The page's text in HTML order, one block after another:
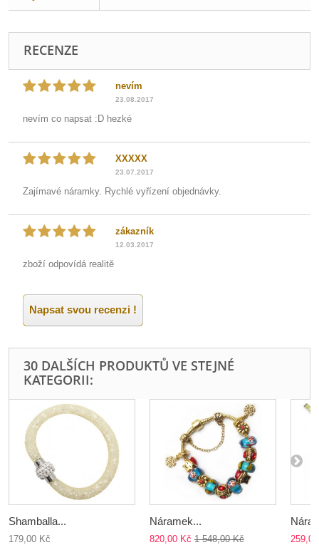
RECENZE
nevím
23.08.2017
nevím co napsat :D hezké
XXXXX
23.07.2017
Zajímavé náramky. Rychlé vyřízení objednávky.
zákazník
12.03.2017
zboží odpovídá realitě
Napsat svou recenzi !
30 DALŠÍCH PRODUKTŮ VE STEJNÉ
KATEGORII:
Shamballa...
179,00 Kč
Náramek...
820,00 Kč 1 548,00 Kč